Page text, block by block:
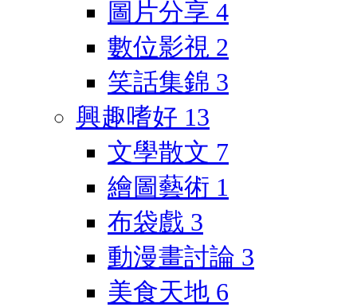
圖片分享 4
數位影視 2
笑話集錦 3
興趣嗜好 13
文學散文 7
繪圖藝術 1
布袋戲 3
動漫畫討論 3
美食天地 6